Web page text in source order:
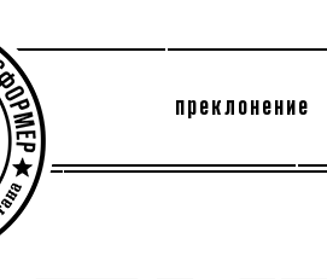
преклонение